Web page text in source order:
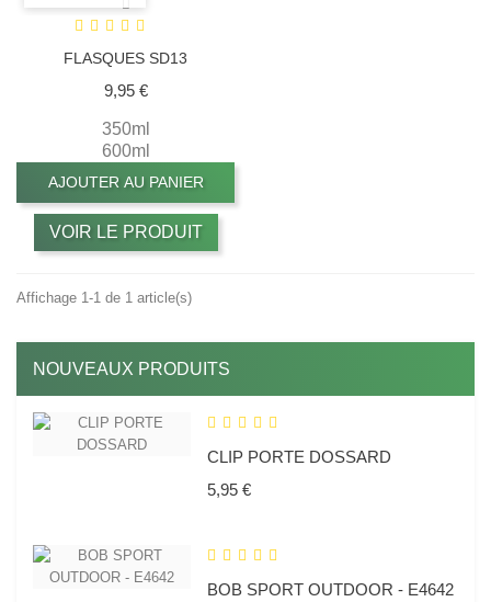
NOUVEAUX PRODUITS
CLIP PORTE DOSSARD
5,95 €Prix
BOB SPORT OUTDOOR - E4642
FLASQUES SD13
9,95 €Prix
350ml
600ml
AJOUTER AU PANIER
VOIR LE PRODUIT
Affichage 1-1 de 1 article(s)